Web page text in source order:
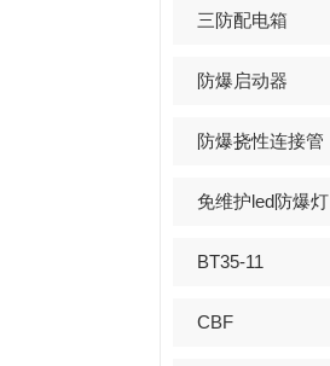
三防配电箱
防爆启动器
防爆挠性连接管
免维护led防爆灯
BT35-11
CBF